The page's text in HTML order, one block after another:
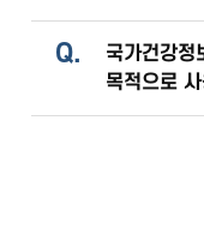
Q.
국가건강
목적으로